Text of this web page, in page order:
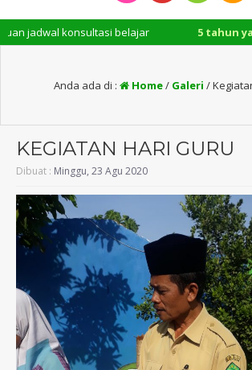
belajar 5 tahun yang lalu /
Anda ada di : Home/ Galeri /
KEGIATAN HARI GURU
Dibuat : Minggu, 23 Agu 2020